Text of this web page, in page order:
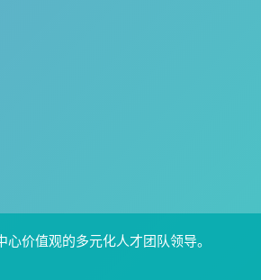
价值观的多元化人才团队领导。